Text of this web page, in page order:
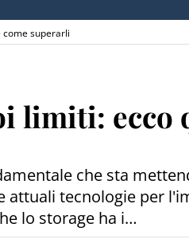
come superarli
limiti: ecco
che sta
tecnologie per
lo storage ha i…